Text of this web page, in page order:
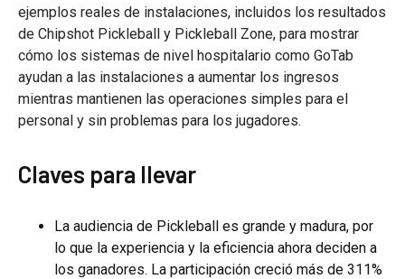
ejemplos reales de instalaciones, incluidos los resultados
de Chipshot Pickleball y Pickleball Zone, para mostrar
cómo los sistemas de nivel hospitalario como GoTab
ayudan a las instalaciones a aumentar los ingresos
mientras mantienen las operaciones simples para el
personal y sin problemas para los jugadores.
Claves para llevar
La audiencia de Pickleball es grande y madura, por
lo que la experiencia y la eficiencia ahora deciden a
los ganadores. La participación creció más de 311%